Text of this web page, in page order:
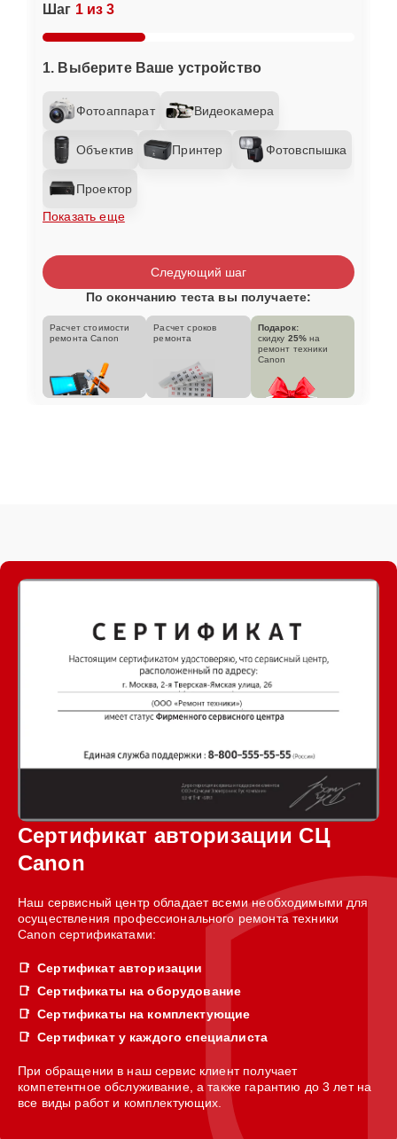
Шаг 1 из 3
1. Выберите Ваше устройство
Фотоаппарат Видеокамера
Объектив Принтер Фотовспышка
Проектор
Показать еще
Следующий шаг
По окончанию теста вы получаете:
Расчет стоимости
ремонта Canon
Расчет сроков
ремонта
Подарок:
скидку 25% на
ремонт техники
Canon
Сертификат авторизации СЦ
Canon
Наш сервисный центр обладает всеми необходимыми для
осуществления профессионального ремонта техники
Canon сертификатами:
Сертификат авторизации
Сертификаты на оборудование
Сертификаты на комплектующие
Сертификат у каждого специалиста
При обращении в наш сервис клиент получает
компетентное обслуживание, а также гарантию до 3 лет на
все виды работ и комплектующих.